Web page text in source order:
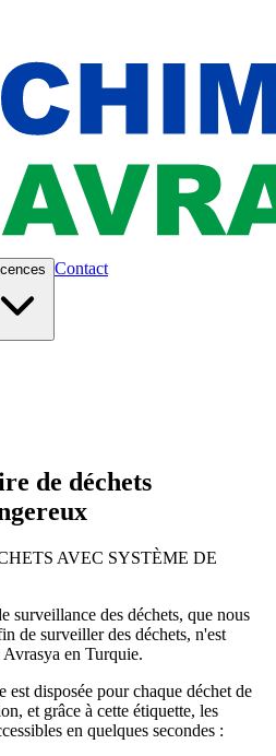
Contact
de déchets
AVEC SYSTÈME DE
surveillance des déchets, que nous
de surveiller des déchets, n'est
en Turquie.
est disposée pour chaque déchet de
et grâce à cette étiquette, les
en quelques secondes :